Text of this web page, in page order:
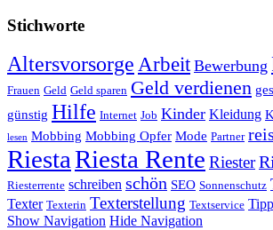
Stichworte
Altersvorsorge Arbeit Bewerbung
Frauen Geld Geld sparen Geld verdienen
günstig Hilfe Internet Job Kinder Kleidung
lesen Mobbing Mobbing Opfer Mode Partner
RiestaRiesta Rente Riester
Riesterrente schreiben schön SEO Sonnenschutz
Texter Texterin Texterstellung Textservice
Show Navigation Hide Navigation